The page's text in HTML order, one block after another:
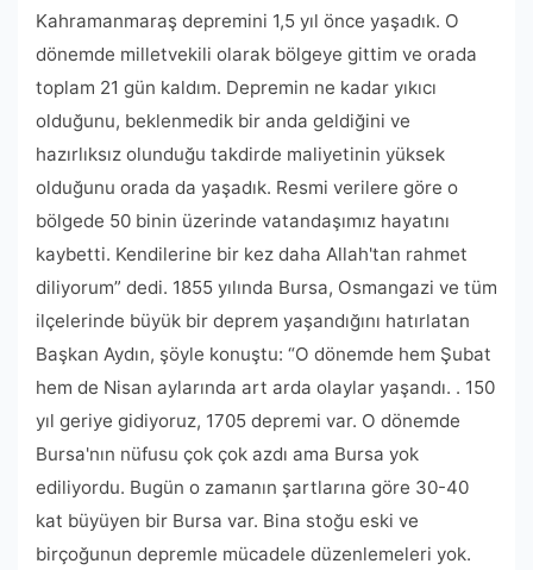
Kahramanmaraş depremini 1,5 yıl önce yaşadık. O
dönemde milletvekili olarak bölgeye gittim ve orada
toplam 21 gün kaldım. Depremin ne kadar yıkıcı
olduğunu, beklenmedik bir anda geldiğini ve
hazırlıksız olunduğu takdirde maliyetinin yüksek
olduğunu orada da yaşadık. Resmi verilere göre o
bölgede 50 binin üzerinde vatandaşımız hayatını
kaybetti. Kendilerine bir kez daha Allah'tan rahmet
diliyorum” dedi. 1855 yılında Bursa, Osmangazi ve tüm
ilçelerinde büyük bir deprem yaşandığını hatırlatan
Başkan Aydın, şöyle konuştu: “O dönemde hem Şubat
hem de Nisan aylarında art arda olaylar yaşandı. . 150
yıl geriye gidiyoruz, 1705 depremi var. O dönemde
Bursa'nın nüfusu çok çok azdı ama Bursa yok
ediliyordu. Bugün o zamanın şartlarına göre 30-40
kat büyüyen bir Bursa var. Bina stoğu eski ve
birçoğunun depremle mücadele düzenlemeleri yok.